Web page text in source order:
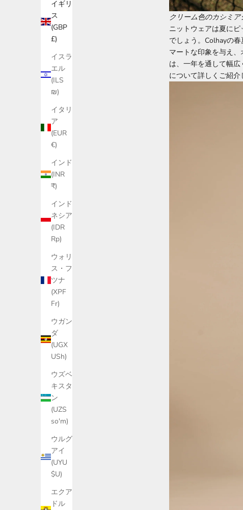
イギリ
ス
(GBP
£)
イスラ
エル
(ILS
₪)
イタリ
ア
(EUR
€)
インド
(INR
₹)
インド
ネシア
(IDR
Rp)
ウォリ
ス・フ
ツナ
(XPF
Fr)
ウガン
ダ
(UGX
USh)
ウズベ
キスタ
ン
(UZS
so'm)
ウルグ
アイ
(UYU
$U)
エクア
ドル
クリーム色のカシミ
ニットウェアは夏に
でしょう。Colhayの
マートな印象を与え
は、一年を通して幅
について詳しくご紹介